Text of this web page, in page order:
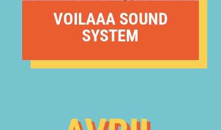
VOILAAA SOUND
SYSTEM